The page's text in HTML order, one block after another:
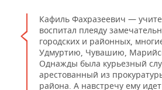
Кафиль Фахразеевич —
воспитал плеяду
городских и районных,
Удмуртию, Чувашию,
Однажды была курьезный
арестованный из
района. А навстречу ему